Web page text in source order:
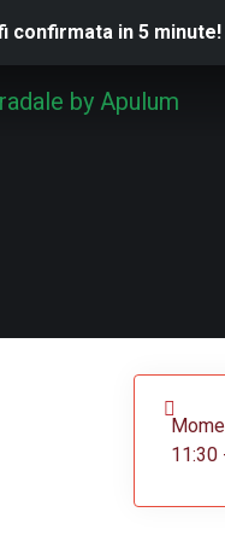
confirmata in 5 minute!
11:30